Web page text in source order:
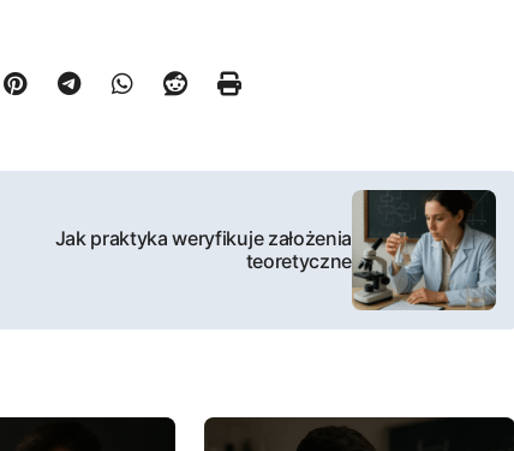
Jak praktyka weryfikuje założenia
teoretyczne